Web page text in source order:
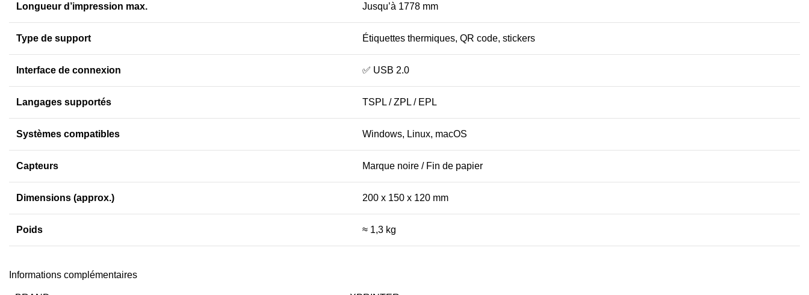
Longueur d’impression max. Jusqu’à 1778 mm
Type de support Étiquettes thermiques, QR code, stickers
Interface de connexion ✅ USB 2.0
Langages supportés TSPL / ZPL / EPL
Systèmes compatibles Windows, Linux, macOS
Capteurs Marque noire / Fin de papier
Dimensions (approx.) 200 x 150 x 120 mm
Poids ≈ 1,3 kg
Informations complémentaires